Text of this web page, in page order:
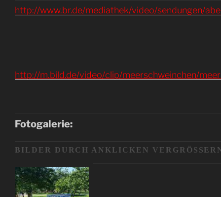
http://www.br.de/mediathek/video/sendungen/
http://m.bild.de/video/clip/meerschweinchen/
Fotogalerie:
BILDER DURCH ANKLICKEN VERGRÖSSERN